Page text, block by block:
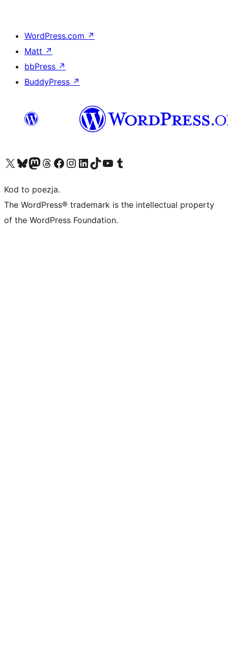
WordPress.com ↗
Matt ↗
bbPress ↗
BuddyPress ↗
Odwiedź nasze konto X (dawniej Twitter)
Odwiedź nasze konto Bluesky
Odwiedź nasze konto na Mastodoncie
Odwiedź naszego Threadsa
Odwiedź naszego Facebooka
Odwiedź nasze konto na Instagramie
Odwiedź nasze konto na LinkedIn
Odwiedź naszego TikToka
Odwiedź nasz kanał YouTube
Odwiedź naszego Tumblra
Kod to poezja.
The WordPress® trademark is the intellectual property
of the WordPress Foundation.